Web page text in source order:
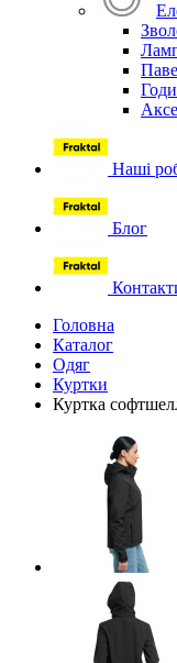
Наші
Блог
Головна
Каталог
Одяг
Куртки
Куртка